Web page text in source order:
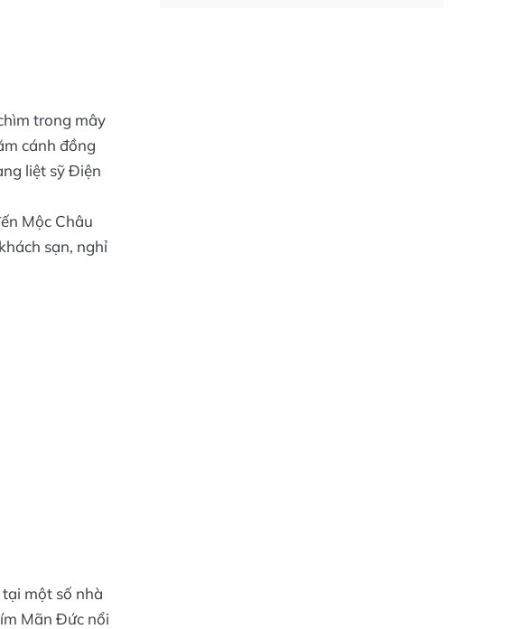
trong mây
cánh đồng
liệt sỹ Ðiện
Mộc Châu
sạn, nghỉ
một số nhà
Mãn Đức nổi